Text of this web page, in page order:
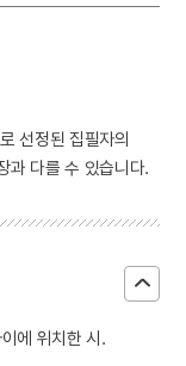
선정된 집필자의
과 다를 수 있습니다.
에 위치한 시.